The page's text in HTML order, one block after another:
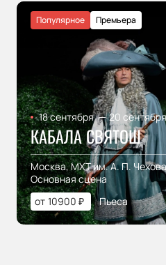
Популярное Премьера
18 сентября — 20 сентября
КАБАЛА СВЯТОШ
Москва, МХТ им. А. П.
Основная сцена
от 10900 ₽ Пьеса